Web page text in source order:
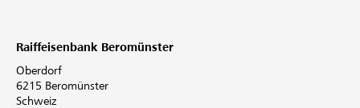
Raiffeisenbank Beromünster
Oberdorf
6215 Beromünster
Schweiz